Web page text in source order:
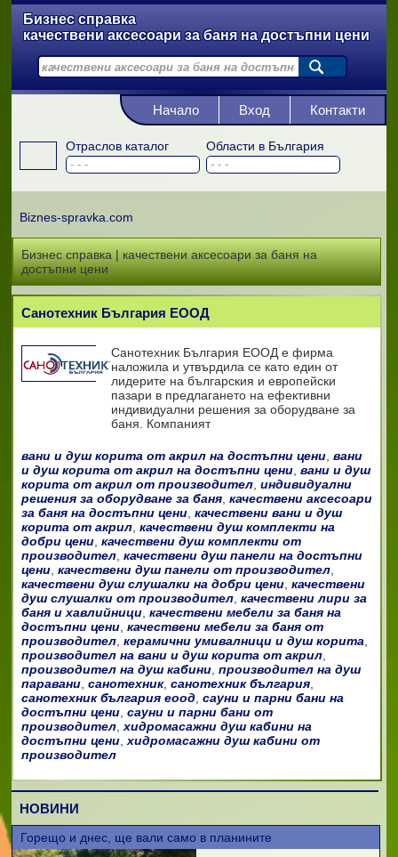
Бизнес справка
качествени аксесоари за баня на достъпни цени
Отраслов каталог Области в България
Начало Вход Контакти
Biznes-spravka.com
Бизнес справка | качествени аксесоари за баня на
достъпни цени
Санотехник България ЕООД
Санотехник България ЕООД е фирма
наложила и утвърдила се като един от
лидерите на българския и европейски
пазари в предлагането на ефективни
индивидуални решения за оборудване за
баня. Компаният
вани и душ корита от акрил на достъпни цени, вани
и душ корита от акрил на достъпни цени, вани и душ
корита от акрил от производител, индивидуални
решения за оборудване за баня, качествени аксесоари
за баня на достъпни цени, качествени вани и душ
корита от акрил, качествени душ комплекти на
добри цени, качествени душ комплекти от
производител, качествени душ панели на достъпни
цени, качествени душ панели от производител,
качествени душ слушалки на добри цени, качествени
душ слушалки от производител, качествени лири за
баня и хавлийници, качествени мебели за баня на
достъпни цени, качествени мебели за баня от
производител, керамични умивалници и душ корита
производител на вани и душ корита от акрил,
производител на душ кабини, производител на душ
паравани, санотехник, санотехник българия,
санотехник българия еоод, сауни и парни бани на
достъпни цени, сауни и парни бани от
производител, хидромасажни душ кабини на
достъпни цени, хидромасажни душ кабини от
производител
НОВИНИ
Горещо и днес, ще вали само в планините